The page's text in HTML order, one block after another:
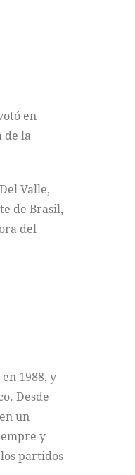
en
de la
Valle,
de Brasil,
del
1988, y
Desde
un
y
partidos